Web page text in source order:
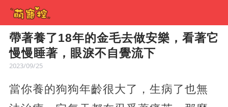
帶著養了18年的金毛去做安樂，看著它
慢慢睡著，眼淚不自覺流下
2023/09/25
當你養的狗狗年齡很大了，生病了也無